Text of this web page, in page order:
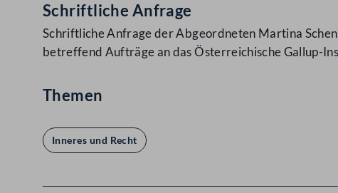
Schriftliche Anfrage
Schriftliche Anfrage der Abgeordneten Martina
betreffend Aufträge an das Österreichische Gallup-
Themen
Inneres und Recht